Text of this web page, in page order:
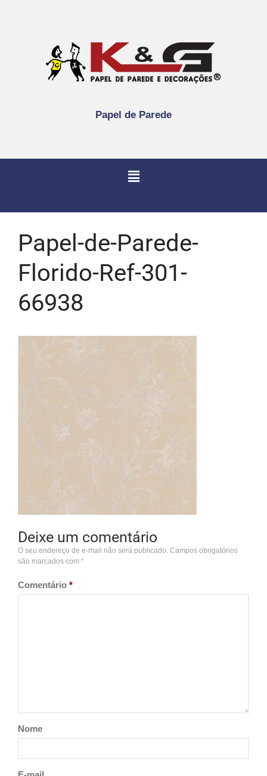
Papel de Parede
Papel-de-Parede-
Florido-Ref-301-
66938
Deixe um comentário
O seu endereço de e-mail não será publicado. Campos obrigatórios
são marcados com *
Comentário *
Nome